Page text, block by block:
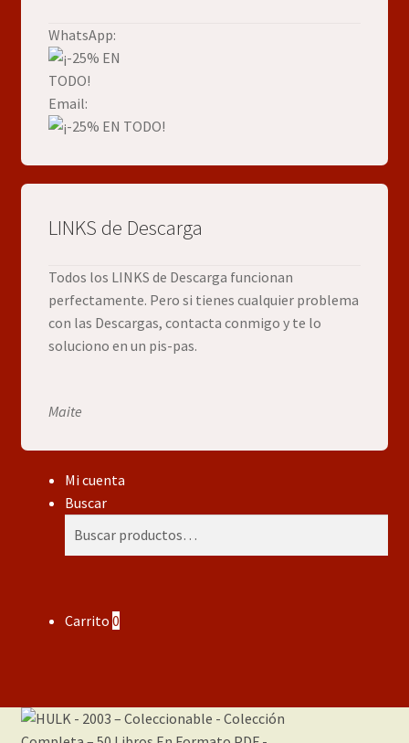
WhatsApp:
Email:
LINKS de Descarga
Todos los LINKS de Descarga funcionan
perfectamente. Pero si tienes cualquier problema
con las Descargas, contacta conmigo y te lo
soluciono en un pis-pas.
Maite
Mi cuenta
Buscar
Carrito 0